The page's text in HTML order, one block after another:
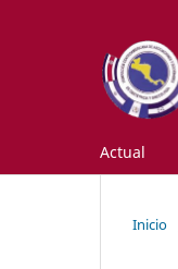
Actual
Inicio